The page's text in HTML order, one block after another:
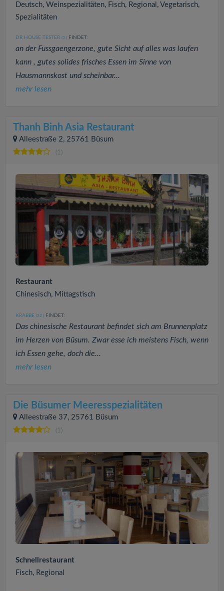
Deutsch, Weinspezialitäten, Fisch, Regional, Vegetarisch,
Spezialitäten
DR HOUSE TESTER (3 ) FINDET:
an der Fussgaengerzone, gute Sicht auf alles was laufen
kann , gutes solides frisches Essen im Sinne von
Hausmannskost und scheinbar...
mehr lesen
Thanh Binh Asia Restaurant
Alleestraße 2, 25761 Büsum
(1)
Restaurant
Chinesisch, Mittagstisch
KRABBE (22 ) FINDET:
Das chinesische Restaurant befindet sich am Brunnenplatz
im Herzen von Büsum. Zwar esse ich meistens Fisch, wenn
ich Essen gehe, doch die...
mehr lesen
Die Büsumer Meeresspezialitäten
Alleestraße 37, 25761 Büsum
Schnellrestaurant
Fisch, Regional